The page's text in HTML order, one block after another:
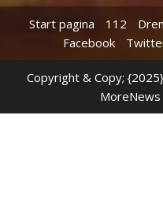
Start pagina 112
Facebook
Copyright & Copy;
MoreNews